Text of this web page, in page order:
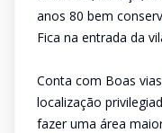
anos 80 bem
Fica na entrada da
Conta com Boas
localização
fazer uma área